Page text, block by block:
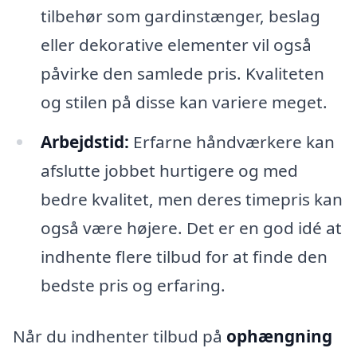
tilbehør som gardinstænger, beslag
eller dekorative elementer vil også
påvirke den samlede pris. Kvaliteten
og stilen på disse kan variere meget.
Arbejdstid: Erfarne håndværkere kan
afslutte jobbet hurtigere og med
bedre kvalitet, men deres timepris kan
også være højere. Det er en god idé at
indhente flere tilbud for at finde den
bedste pris og erfaring.
Når du indhenter tilbud på ophængning